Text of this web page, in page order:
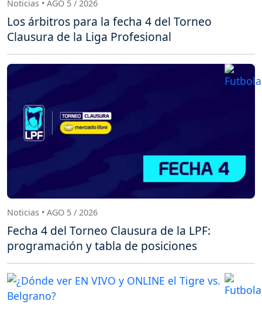
Noticias • AGO 5 / 2026
Los árbitros para la fecha 4 del Torneo
Clausura de la Liga Profesional
Noticias • AGO 5 / 2026
Fecha 4 del Torneo Clausura de la LPF:
programación y tabla de posiciones